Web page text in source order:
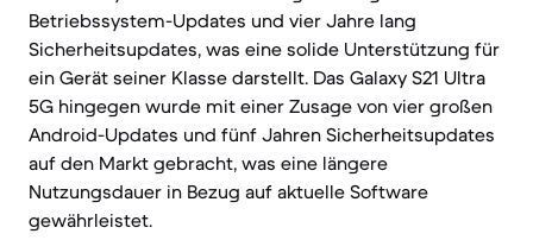
Betriebssystem-Updates und vier Jahre lang
Sicherheitsupdates, was eine solide Unterstützung für
ein Gerät seiner Klasse darstellt. Das Galaxy S21 Ultra
5G hingegen wurde mit einer Zusage von vier großen
Android-Updates und fünf Jahren Sicherheitsupdates
auf den Markt gebracht, was eine längere
Nutzungsdauer in Bezug auf aktuelle Software
gewährleistet.